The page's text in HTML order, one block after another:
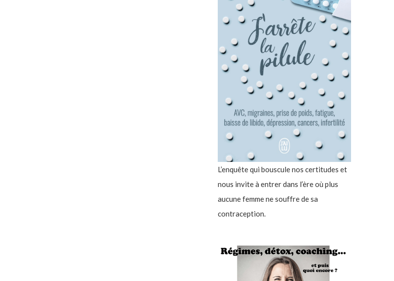
L’enquête qui bouscule nos certitudes et
nous invite à entrer dans l’ère où plus
aucune femme ne souffre de sa
contraception.